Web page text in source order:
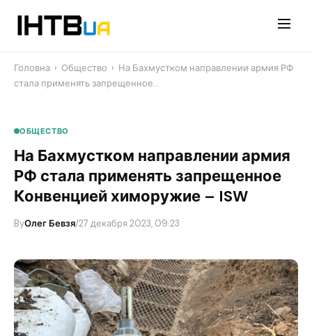
Головна › Общество › ​На Бахмустком направлении армия РФ
стала применять запрещенное…
ОБЩЕСТВО
​На Бахмустком направлении армия
РФ стала применять запрещенное
Конвенцией химоружие – ISW
ByОлег Бевзя/27 декабря 2023, 09:23